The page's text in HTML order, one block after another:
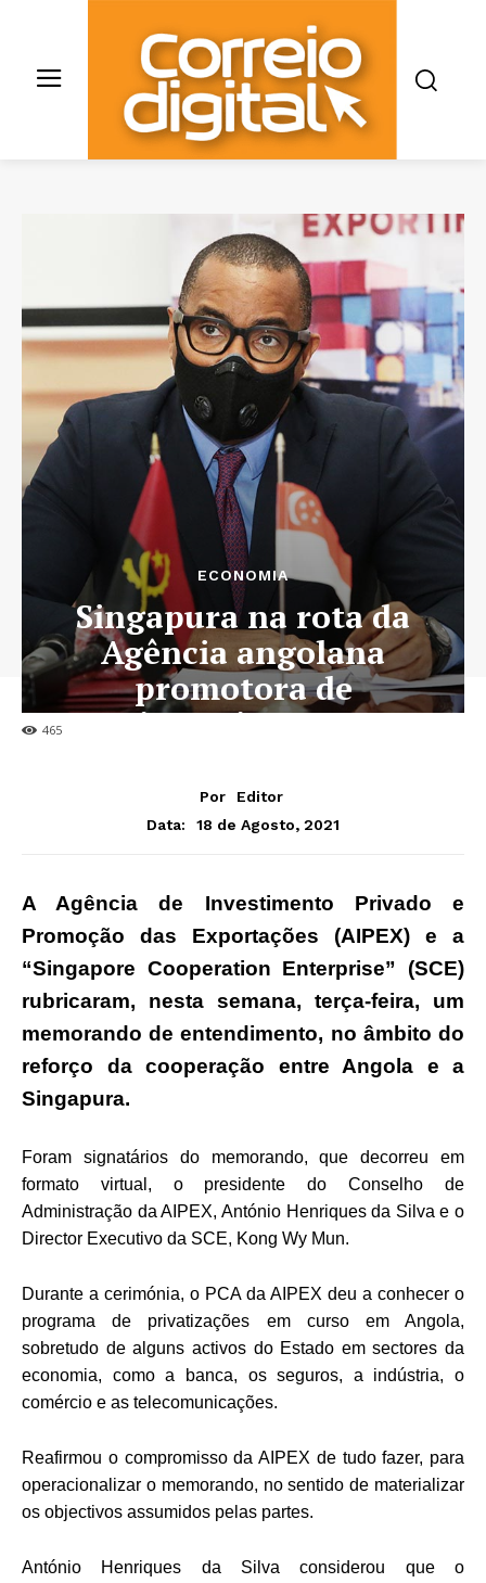
465
ECONOMIA
Singapura na rota da
Agência angolana
promotora de
investimento
Por
Editor
Data:
18 de Agosto, 2021
A Agência de Investimento Privado e
Promoção das Exportações (AIPEX) e a
“Singapore Cooperation Enterprise” (SCE)
rubricaram, nesta semana, terça-feira, um
memorando de entendimento, no âmbito do
reforço da cooperação entre Angola e a
Singapura.
Foram signatários do memorando, que decorreu em
formato virtual, o presidente do Conselho de
Administração da AIPEX, António Henriques da Silva e o
Director Executivo da SCE, Kong Wy Mun.
Durante a cerimónia, o PCA da AIPEX deu a conhecer o
programa de privatizações em curso em Angola,
sobretudo de alguns activos do Estado em sectores da
economia, como a banca, os seguros, a indústria, o
comércio e as telecomunicações.
Reafirmou o compromisso da AIPEX de tudo fazer, para
operacionalizar o memorando, no sentido de materializar
os objectivos assumidos pelas partes.
António Henriques da Silva considerou que o